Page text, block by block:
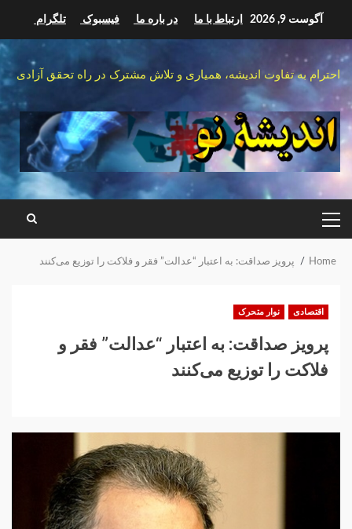
content
آگوست 9, 2026 ارتباط با ما در باره ما فیسبوک تلگرام
احترام به تفاوت اندیشه، همیاری و تلاش مشترک در راه تحقق آزادی
PRIMARY
MENU
Home پرویز صداقت: به اعتبار “عدالت” فقر و فلاکت را توزیع می‌کنند
اقتصادی نوار متحرک
پرویز صداقت: به اعتبار “عدالت” فقر و
فلاکت را توزیع می‌کنند